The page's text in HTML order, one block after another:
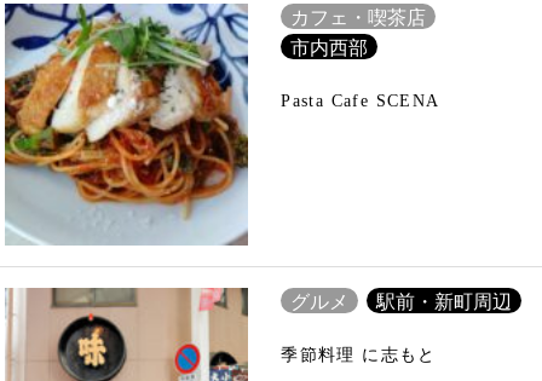
カフェ・喫茶店
市内西部
Pasta Cafe SCENA
グルメ 駅前・新町周辺
季節料理 に志もと